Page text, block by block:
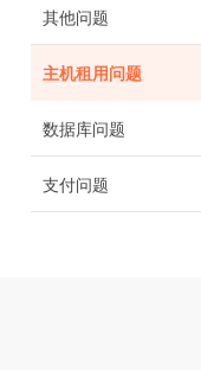
其他问题
主机租用问题
数据库问题
支付问题